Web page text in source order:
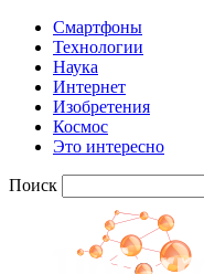
Смартфоны
Технологии
Наука
Интернет
Изобретения
Космос
Это интересно
Поиск